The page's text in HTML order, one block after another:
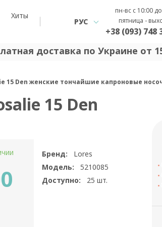
Хиты
РУС
пн-вс с 10:00
пятница -
+38 (093) 748
доставка по Украине от
15 Den женские тончайшие капроновые
15 Den
Бренд:
Lores
Модель:
5210085
Доступно:
25 шт.